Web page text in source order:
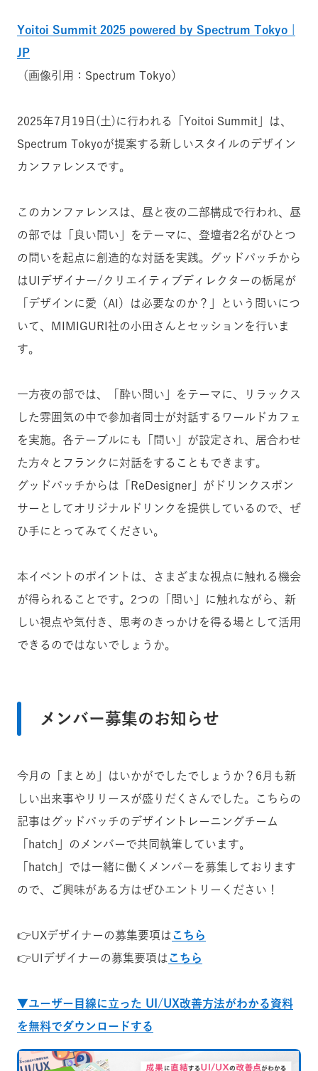
Yoitoi Summit 2025 powered by Spectrum Tokyo |
JP
（画像引用：Spectrum Tokyo）
2025年7月19日(土)に行われる「Yoitoi Summit」は、
Spectrum Tokyoが提案する新しいスタイルのデザイン
カンファレンス です。
このカンファレンスは、昼と夜の二部構成で行われ、 昼
の部では「良い問い」をテーマに、登壇者2名がひとつ
の問いを起点に創造的な対話を実践。グッドパッチから
はUIデザイナー/クリエイティブディレクターの栃尾が
「デザインに愛（AI）は必要なのか？」という問いにつ
いて、MIMIGURI社の小田さんとセッションを行いま
す。
一方夜の部では、「酔い問い」をテーマに、リラックス
した雰囲気の中で参加者同士が対話するワールドカフェ
を実施。各テーブルにも「問い」が設定され、居合わせ
た方々とフランクに対話をすることもできます。
グッドパッチからは「ReDesigner」がドリンクスポン
サーとしてオリジナルドリンクを提供しているので、ぜ
ひ手にとってみてください。
本イベントのポイントは、さまざまな視点に触れる機会
が得られることです。2つの「問い」に触れながら、新
しい視点や気付き、思考のきっかけを得る場として活用
できるのではないでしょうか。
メンバー募集のお知らせ
今月の「まとめ」はいかがでしたでしょうか？6月も新
しい出来事やリリースが盛りだくさんでした。こちらの
記事はグッドパッチのデザイントレーニングチーム
「hatch」のメンバーで共同執筆しています。
「hatch」では一緒に働くメンバーを募集しております
ので、ご興味がある方はぜひエントリーください！
👉UXデザイナーの募集要項は こちら
👉UIデザイナーの募集要項は こちら
▼ユーザー目線に立った UI/UX改善方法がわかる資料
を無料でダウンロードする